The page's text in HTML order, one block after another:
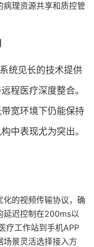
理资源共享和质控管
统见长的技术提供
程医疗深度整合。
宽环境下仍能保持
中表现尤为突出。
化的视频传输协议，确
延迟控制在200ms以
疗工作站到手机APP
场景灵活选择接入方